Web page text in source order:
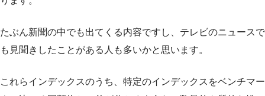
たぶん新聞の中でも出てくる内容ですし、テレビのニュースで
も見聞きしたことがある人も多いかと思います。
これらインデックスのうち、特定のインデックスをベンチマー